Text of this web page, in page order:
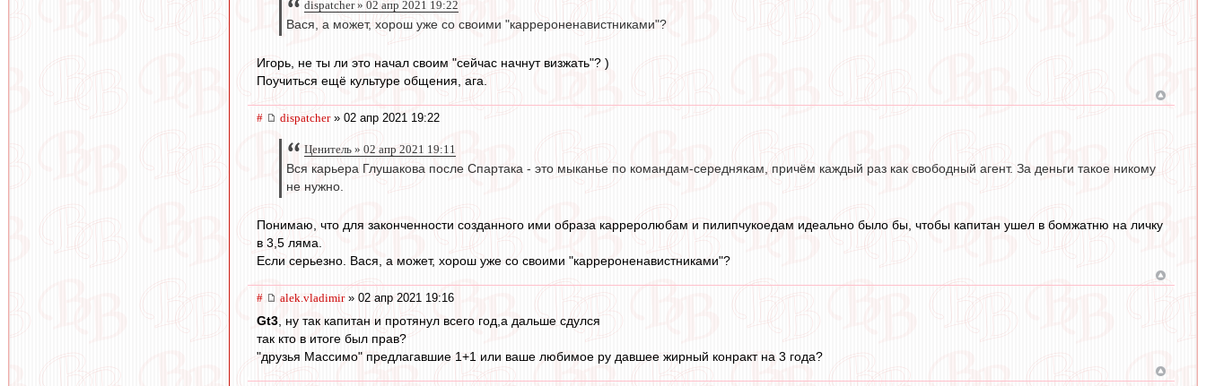
dispatcher » 02 апр 2021 19:22
Вася, а может, хорош уже со своими "каррероненавистниками"?
Игорь, не ты ли это начал своим "сейчас начнут визжать"? )
Поучиться ещё культуре общения, ага.
# dispatcher» 02 апр 2021 19:22
Ценитель » 02 апр 2021 19:11
Вся карьера Глушакова после Спартака - это мыканье по командам-середнякам, причём каждый раз как свободный агент. За деньги такое никому
не нужно.
Понимаю, что для законченности созданного ими образа карреролюбам и пилипчукоедам идеально было бы, чтобы капитан ушел в бомжатню на личку
в 3,5 ляма.
Если серьезно. Вася, а может, хорош уже со своими "каррероненавистниками"?
# alek.vladimir» 02 апр 2021 19:16
Gt3, ну так капитан и протянул всего год,а дальше сдулся
так кто в итоге был прав?
"друзья Массимо" предлагавшие 1+1 или ваше любимое ру давшее жирный конракт на 3 года?